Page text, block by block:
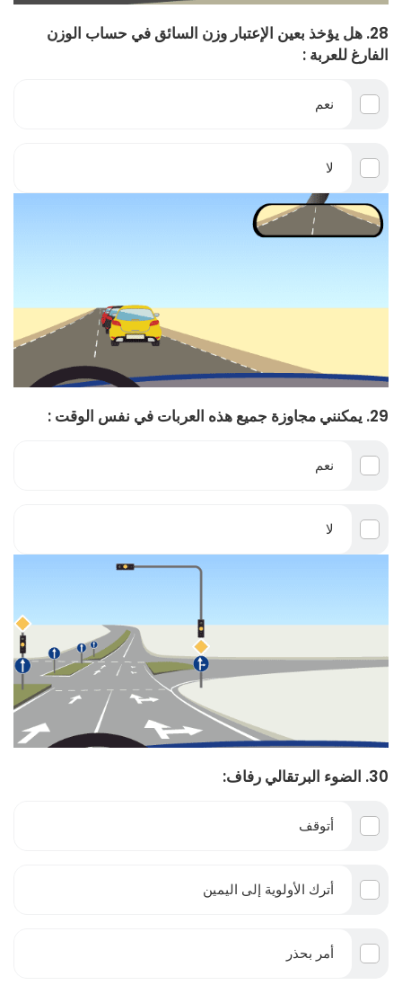
28. هل يؤخذ بعين الإعتبار وزن السائق في حساب الوزن
الفارغ للعربة :
نعم
لا
29. يمكنني مجاوزة جميع هذه العربات في نفس الوقت :
نعم
لا
30. الضوء البرتقالي رفاف:
أتوقف
أترك الأولوية إلى اليمين
أمر بحذر